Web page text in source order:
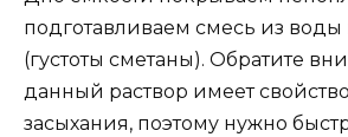
подготавливаем смесь из воды
(густоты сметаны). Обратите
данный раствор имеет
засыхания, поэтому нужно